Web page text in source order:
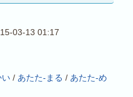
03-13 01:17
い /あたた-まる /あたた-め